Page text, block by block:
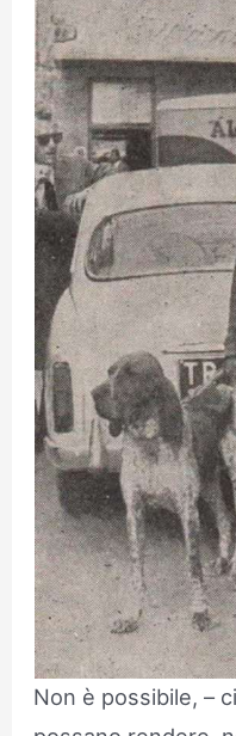
Non è possibile, –